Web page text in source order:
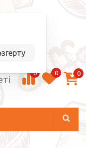
0 0 0